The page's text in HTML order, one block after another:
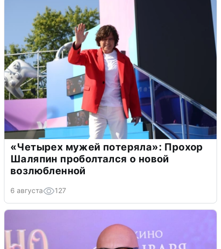
«Четырех мужей потеряла»: Прохор
Шаляпин проболтался о новой
возлюбленной
6 августа 127